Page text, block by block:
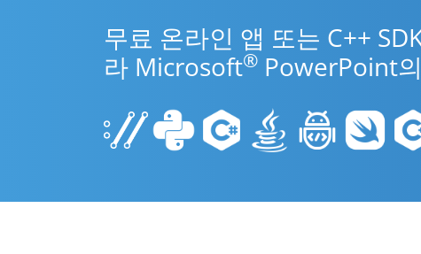
무료 온라인 앱 또는 C++
라 Microsoft® PowerPoint